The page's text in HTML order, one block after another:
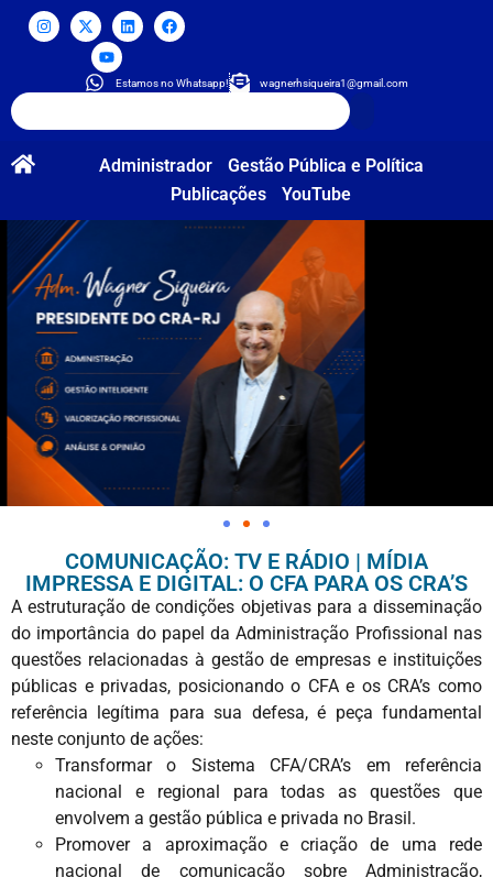
Estamos no Whatsapp! wagnerhsiqueira1@gmail.com
Administrador
Gestão Pública e Política
Publicações
YouTube
COMUNICAÇÃO: TV E RÁDIO | MÍDIA
IMPRESSA E DIGITAL: O CFA PARA OS CRA’S
A estruturação de condições objetivas para a disseminação
do importância do papel da Administração Profissional nas
questões relacionadas à gestão de empresas e instituições
públicas e privadas, posicionando o CFA e os CRA’s como
referência legítima para sua defesa, é peça fundamental
neste conjunto de ações:
Transformar o Sistema CFA/CRA’s em referência
nacional e regional para todas as questões que
envolvem a gestão pública e privada no Brasil.
Promover a aproximação e criação de uma rede
nacional de comunicação sobre Administração,